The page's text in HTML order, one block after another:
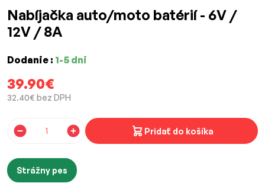
Nabíjačka auto/moto batérií - 6V /
12V / 8A
Dodanie : 1-5 dni
39.90€
32.40€ bez DPH
Pridať do košíka
Strážny pes